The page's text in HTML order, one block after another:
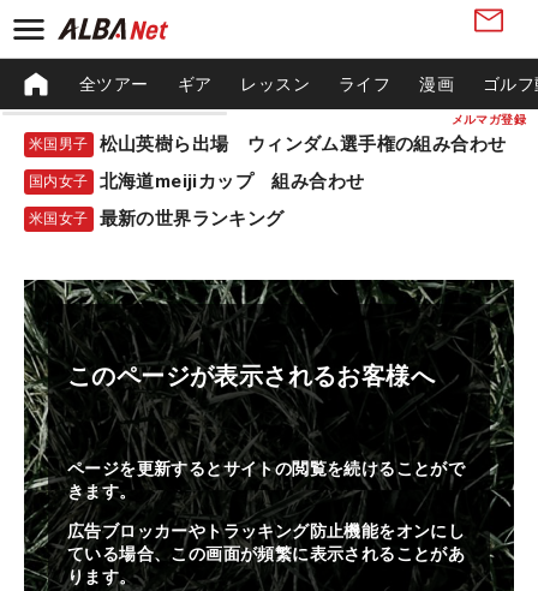
メルマガ登録
全ツアー ギア レッスン ライフ 漫画 ゴル
米国男子 松山英樹ら出場 ウィンダム選手権の組み合わせ
国内女子 北海道meijiカップ 組み合わせ
米国女子 最新の世界ランキング
このページが表示されるお客様へ
ページを更新するとサイトの閲覧を続けることがで
きます。
広告ブロッカーやトラッキング防止機能をオンにし
ている場合、この画面が頻繁に表示されることがあ
ります。